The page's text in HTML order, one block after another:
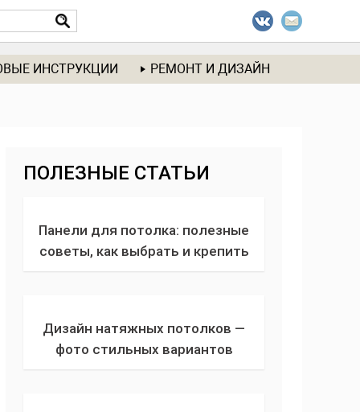
ИНСТРУКЦИИ РЕМОНТ И ДИЗАЙН
ПОЛЕЗНЫЕ СТАТЬИ
Панели для потолка: полезные
советы, как выбрать и крепить
Дизайн натяжных потолков —
фото стильных вариантов